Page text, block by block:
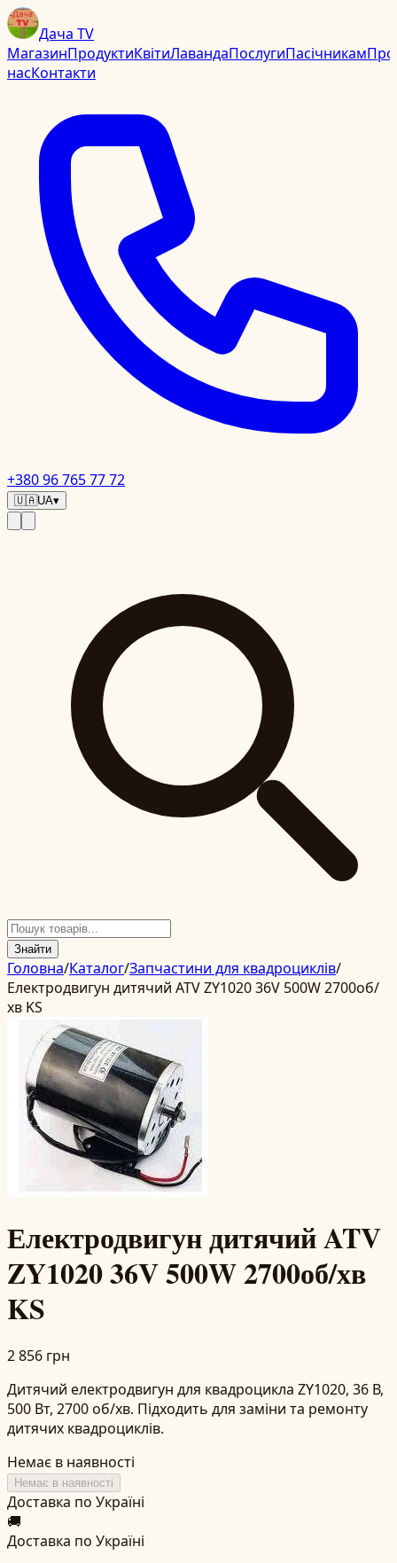
Дача TV
МагазинПродуктиКвітиЛавандаПослугиПасічникамПро
насКонтакти
+380 96 765 77 72
🇺🇦UA▾
Знайти
Головна/Каталог/Запчастини для квадроциклів/
Електродвигун дитячий ATV ZY1020 36V 500W 2700об/
хв KS
Електродвигун дитячий ATV
ZY1020 36V 500W 2700об/хв
KS
2 856 грн
Дитячий електродвигун для квадроцикла ZY1020, 36 В,
500 Вт, 2700 об/хв. Підходить для заміни та ремонту
дитячих квадроциклів.
Немає в наявності
Немає в наявності
Доставка по Україні
🚚
Доставка по Україні